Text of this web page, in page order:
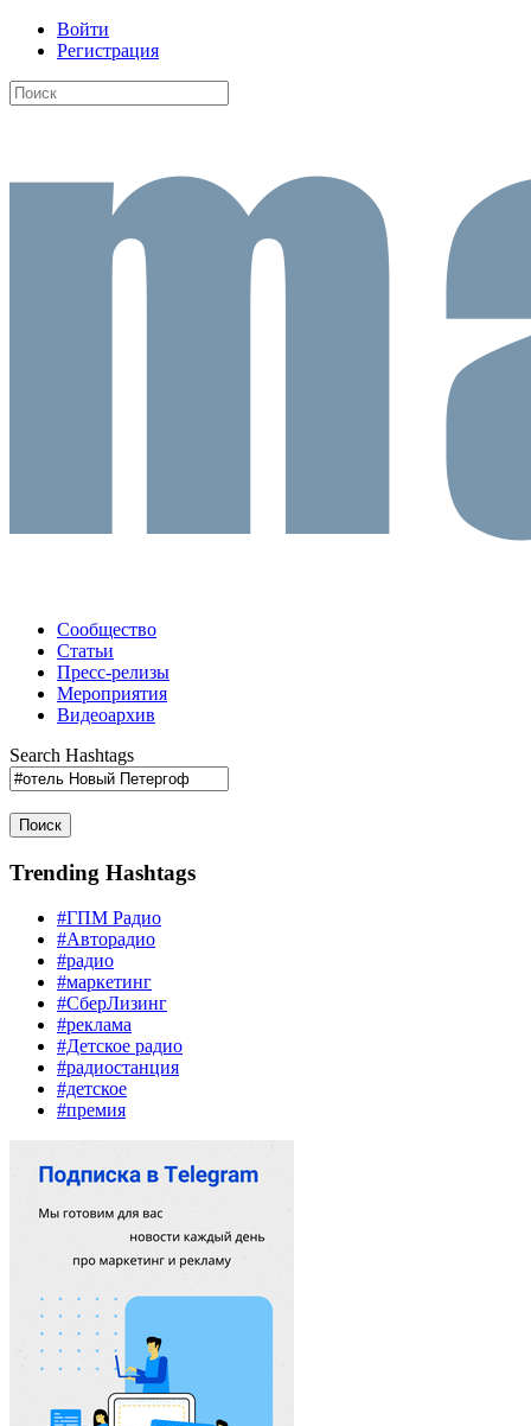
Войти
Регистрация
Сообщество
Статьи
Пресс-релизы
Мероприятия
Видеоархив
Search Hashtags
Поиск
Trending Hashtags
#ГПМ Радио
#Авторадио
#радио
#маркетинг
#СберЛизинг
#реклама
#Детское радио
#радиостанция
#детское
#премия